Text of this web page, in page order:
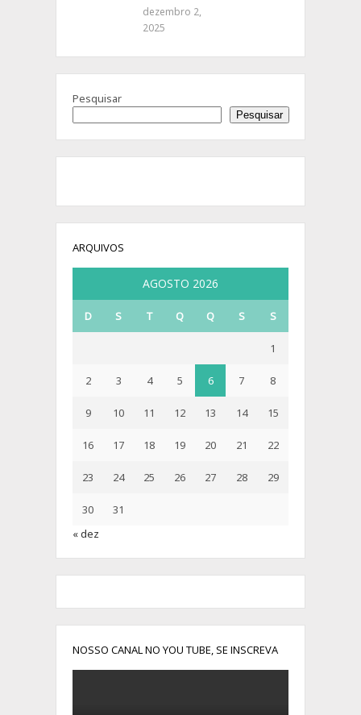
dezembro 2,
2025
Pesquisar
Pesquisar
ARQUIVOS
AGOSTO 2026
D S T Q Q S S
1
2 3 4 5 6 7 8
9 10 11 12 13 14 15
16 17 18 19 20 21 22
23 24 25 26 27 28 29
30
31
« dez
NOSSO CANAL NO YOU TUBE, SE INSCREVA